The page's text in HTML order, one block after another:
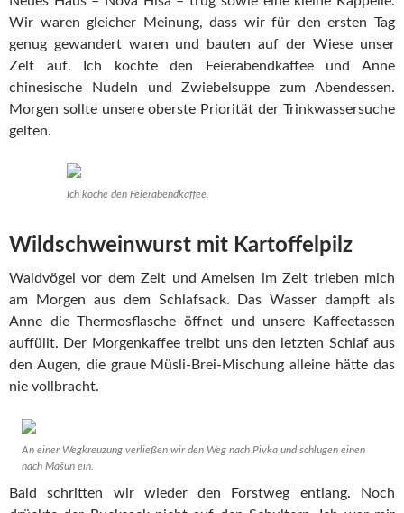
Wir waren gleicher Meinung, dass wir für den ersten Tag
genug gewandert waren und bauten auf der Wiese unser
Zelt auf. Ich kochte den Feierabendkaffee und Anne
chinesische Nudeln und Zwiebelsuppe zum Abendessen.
Morgen sollte unsere oberste Priorität der Trinkwassersuche
gelten.
Ich koche den Feierabendkaffee.
Wildschweinwurst mit Kartoffelpilz
Waldvögel vor dem Zelt und Ameisen im Zelt trieben mich
am Morgen aus dem Schlafsack. Das Wasser dampft als
Anne die Thermosflasche öffnet und unsere Kaffeetassen
auffüllt. Der Morgenkaffee treibt uns den letzten Schlaf aus
den Augen, die graue Müsli-Brei-Mischung alleine hätte das
nie vollbracht.
An einer Wegkreuzung verließen wir den Weg nach Pivka und schlugen einen
nach Mašun ein.
Bald schritten wir wieder den Forstweg entlang. Noch